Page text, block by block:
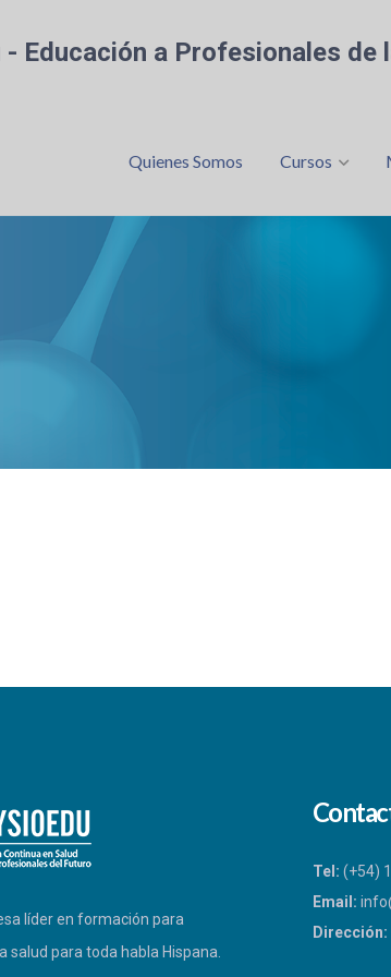
- Educación a Profesionales de
Quienes Somos Cursos
líder en formación para
salud para toda habla Hispana.
la brevedad
Tel: (+54)
Email:
Dirección: